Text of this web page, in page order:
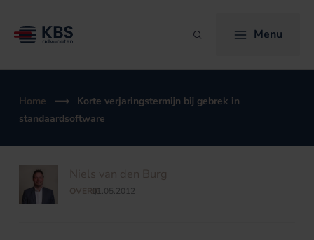
naar
Zoeken Menu
Home
Korte verjaringstermijn bij gebrek in
standaardsoftware
Niels van den Burg
OVERIG
/
01.05.2012